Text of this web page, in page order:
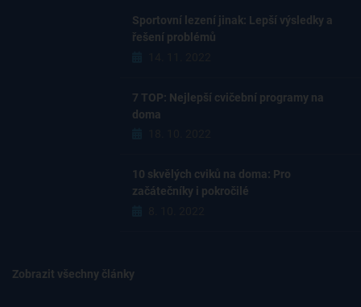
Sportovní lezení jinak: Lepší výsledky a
řešení problémů
7 TOP: Nejlepší cvičební programy na
doma
10 skvělých cviků na doma: Pro
začátečníky i pokročilé
Zobrazit všechny články